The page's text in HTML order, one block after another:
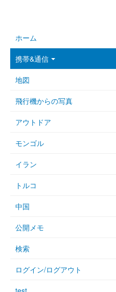
ホーム
携帯&通信
地図
飛行機からの写真
アウトドア
モンゴル
イラン
トルコ
中国
公開メモ
検索
ログイン/ログアウト